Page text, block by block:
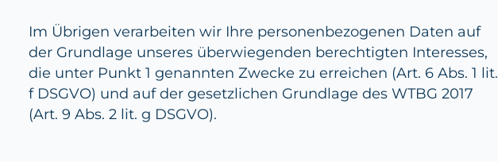
Im Übrigen verarbeiten wir Ihre personenbezogenen Daten auf
der Grundlage unseres überwiegenden berechtigten Interesses,
die unter Punkt 1 genannten Zwecke zu erreichen (Art. 6 Abs. 1 lit.
f DSGVO) und auf der gesetzlichen Grundlage des WTBG 2017
(Art. 9 Abs. 2 lit. g DSGVO).